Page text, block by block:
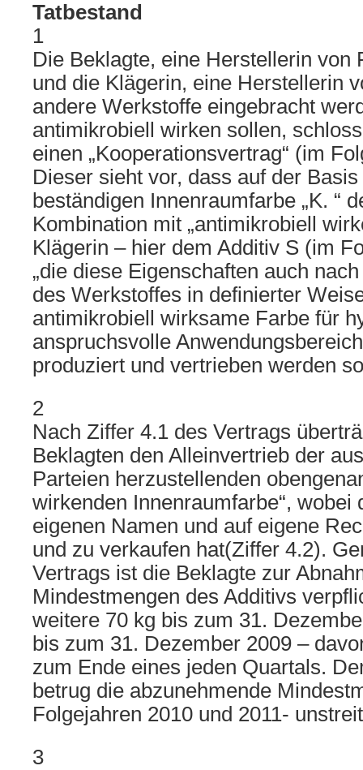
Tatbestand
1
Die Beklagte, eine Herstellerin von
und die Klägerin, eine Herstellerin
andere Werkstoffe eingebracht
antimikrobiell wirken sollen,
einen „Kooperationsvertrag“ (im
Dieser sieht vor, dass auf der
beständigen Innenraumfarbe „K. “
Kombination mit „antimikrobiell
Klägerin – hier dem Additiv S (im
„die diese Eigenschaften auch
des Werkstoffes in definierter
antimikrobiell wirksame Farbe für
anspruchsvolle
produziert und vertrieben werden
2
Nach Ziffer 4.1 des Vertrags
Beklagten den Alleinvertrieb der
Parteien herzustellenden
wirkenden Innenraumfarbe“, wobei
eigenen Namen und auf eigene
und zu verkaufen hat(Ziffer 4.2).
Vertrags ist die Beklagte zur
Mindestmengen des Additivs
weitere 70 kg bis zum 31.
bis zum 31. Dezember 2009 –
zum Ende eines jeden Quartals.
betrug die abzunehmende
Folgejahren 2010 und 2011-
3